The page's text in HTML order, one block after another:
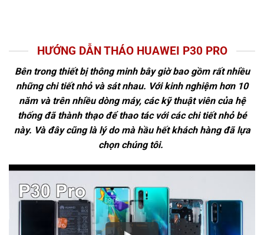
HƯỚNG DẪN THÁO HUAWEI P30 PRO
Bên trong thiết bị thông minh bây giờ bao gồm rất nhiều
những chi tiết nhỏ và sát nhau. Với kinh nghiệm hơn 10
năm và trên nhiều dòng máy, các kỹ thuật viên của hệ
thống đã thành thạo để thao tác với các chi tiết nhỏ bé
này. Và đây cũng là lý do mà hầu hết khách hàng đã lựa
chọn chúng tôi.